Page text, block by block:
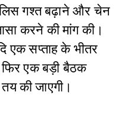
गश्त बढ़ाने और चेन
करने की मांग की।
एक सप्ताह के भीतर
फिर एक बड़ी बैठक
की जाएगी।